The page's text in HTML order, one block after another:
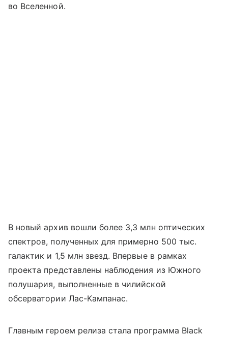
во Вселенной.
В новый архив вошли более 3,3 млн оптических
спектров, полученных для примерно 500 тыс.
галактик и 1,5 млн звезд. Впервые в рамках
проекта представлены наблюдения из Южного
полушария, выполненные в чилийской
обсерватории Лас-Кампанас.
Главным героем релиза стала программа Black